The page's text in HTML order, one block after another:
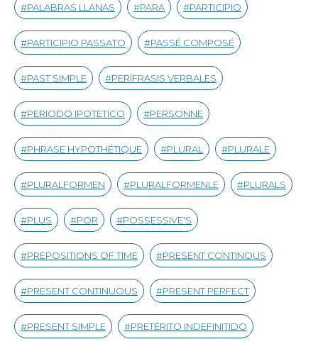
PALABRAS LLANAS PARA PARTICIPIO
PARTICIPIO PASSATO PASSÉ COMPOSÉ
PAST SIMPLE PERÍFRASIS VERBALES
PERIODO IPOTETICO PERSONNE
PHRASE HYPOTHÉTIQUE PLURAL PLURALE
PLURALFORMEN PLURALFORMENLE PLURALS
PLUS POR POSSESSIVE'S
PREPOSITIONS OF TIME PRESENT CONTINOUS
PRESENT CONTINUOUS PRESENT PERFECT
PRESENT SIMPLE PRETÉRITO INDEFINITIDO